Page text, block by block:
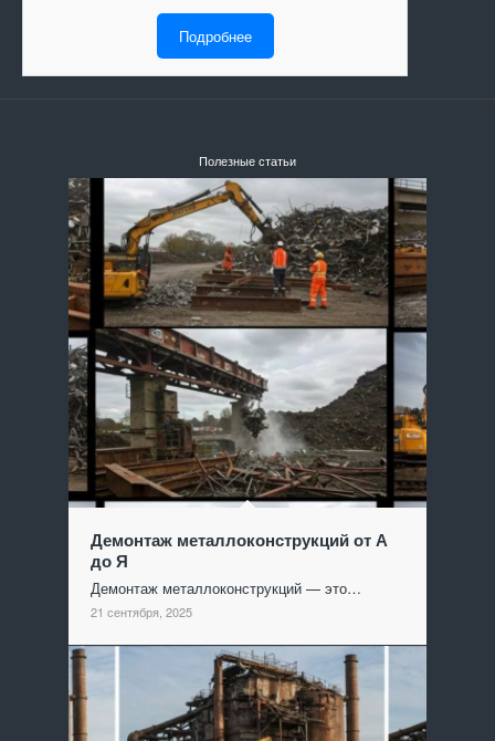
Подробнее
Полезные статьи
Демонтаж металлоконструкций от А
до Я
Демонтаж металлоконструкций — это…
21 сентября, 2025